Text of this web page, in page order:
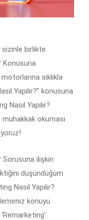
sizinle birlikte
Konusuna
sıklıkla
Yapılır?” konusuna
Nasıl Yapılır?
okuması
Sorusuna ilişkin
düşündüğüm
Nasıl Yapılır?
konuyu